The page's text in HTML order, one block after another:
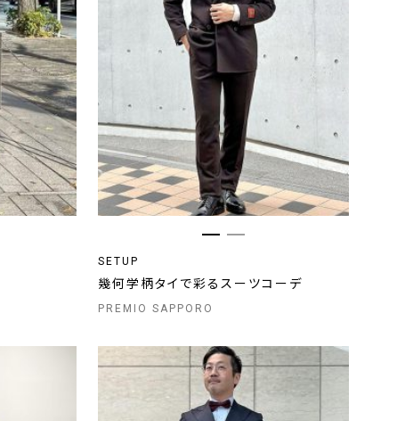
SETUP
幾何学柄タイで彩るスーツコーデ
PREMIO SAPPORO